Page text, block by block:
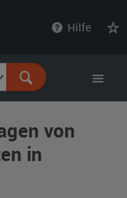
Hilfe
von
in